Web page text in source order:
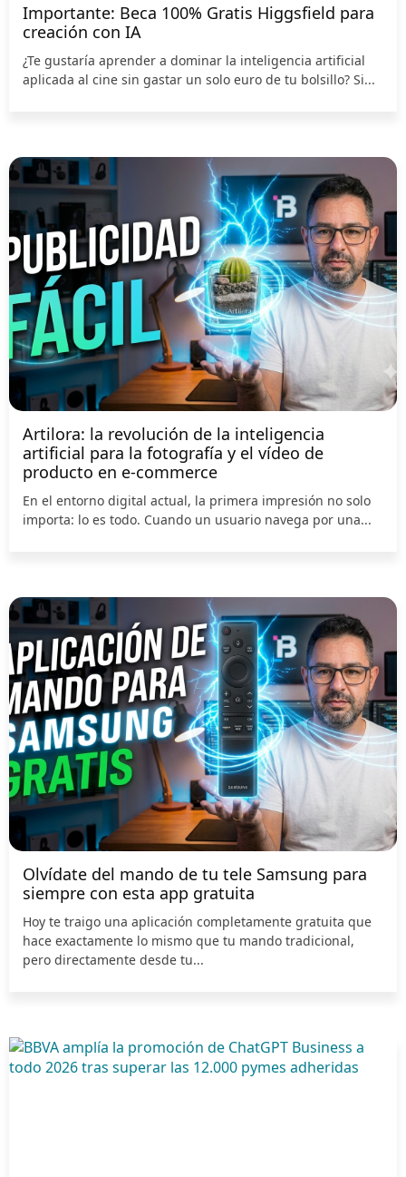
Importante: Beca 100% Gratis Higgsfield para
creación con IA
¿Te gustaría aprender a dominar la inteligencia artificial
aplicada al cine sin gastar un solo euro de tu bolsillo? Si...
Artilora: la revolución de la inteligencia
artificial para la fotografía y el vídeo de
producto en e-commerce
En el entorno digital actual, la primera impresión no solo
importa: lo es todo. Cuando un usuario navega por una...
Olvídate del mando de tu tele Samsung para
siempre con esta app gratuita
Hoy te traigo una aplicación completamente gratuita que
hace exactamente lo mismo que tu mando tradicional,
pero directamente desde tu...